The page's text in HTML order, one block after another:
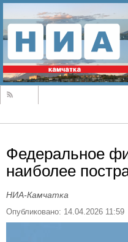
Федеральное
наиболее
НИА-Камчатка
Опубликовано: 14.04.2026 11:59